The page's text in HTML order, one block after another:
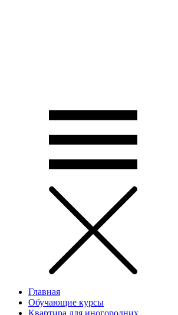
Главная
Обучающие курсы
Квартира для иногородних